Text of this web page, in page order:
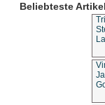
Beliebteste